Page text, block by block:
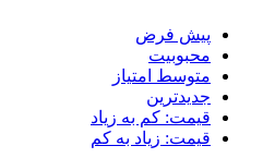
پیش فرض
محبوبیت
متوسط امتیاز
جدیدترین
قیمت: کم به زیاد
قیمت: زیاد به کم